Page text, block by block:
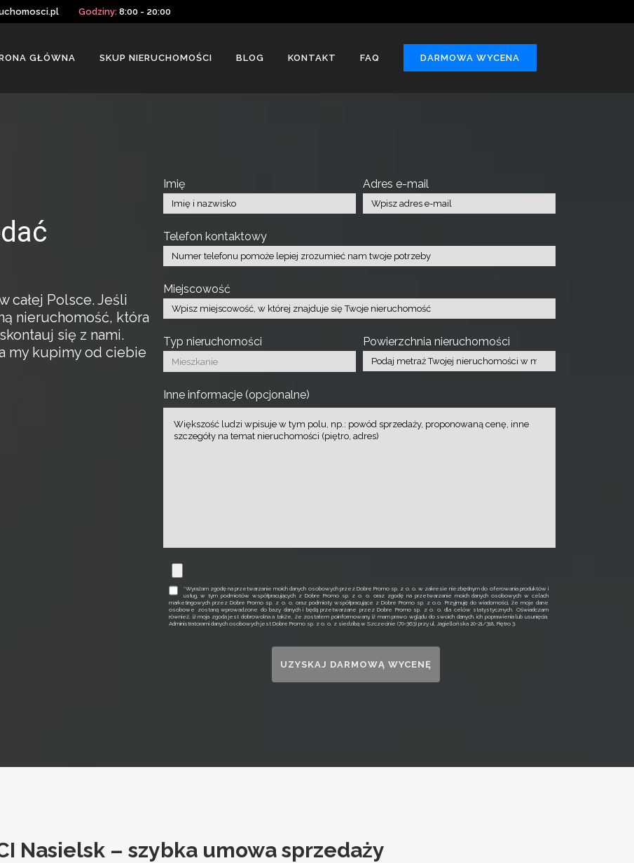
Godziny: 8:00 - 20:00
GŁÓWNA SKUP NIERUCHOMOŚCI BLOG KONTAKT FAQ DARMOWA WYCENA
całej Polsce. Jeśli
nieruchomość, która
się z nami.
my kupimy od ciebie
Imię Adres e-mail
Telefon kontaktowy
Miejscowość
Typ nieruchomości Powierzchnia nieruchomości
Inne informacje (opcjonalne)
*Wyrażam zgodę na przetwarzanie moich danych osobowych przez Dobre Promo sp. z o. o. w zakresie niezbędnym do oferowania produktów i
usług, w tym podmiotów współpracujących z Dobre Promo sp. z o. o. oraz zgodę na przetwarzanie moich danych osobowych w celach
marketingowych przez Dobre Promo sp. z o. o. oraz podmioty współpracujące z Dobre Promo sp. z o.o. Przyjmuję do wiadomości, że moje dane
osobowe zostaną wprowadzone do bazy danych i będą przetwarzane przez Dobre Promo sp. z o. o. dla celów statystycznych. Oświadczam
również, iż moja zgoda jest dobrowolna a także, że zostałem poinformowany, iż mam prawo wglądu do swoich danych, ich poprawienia lub usunięcia.
Administratorami danych osobowych jest Dobre Promo sp. z o. o. z siedzibą w Szczecinie (70-363) przy ul. Jagiellońska 20-21/318, Piętro 3.
Nasielsk – szybka umowa sprzedaży